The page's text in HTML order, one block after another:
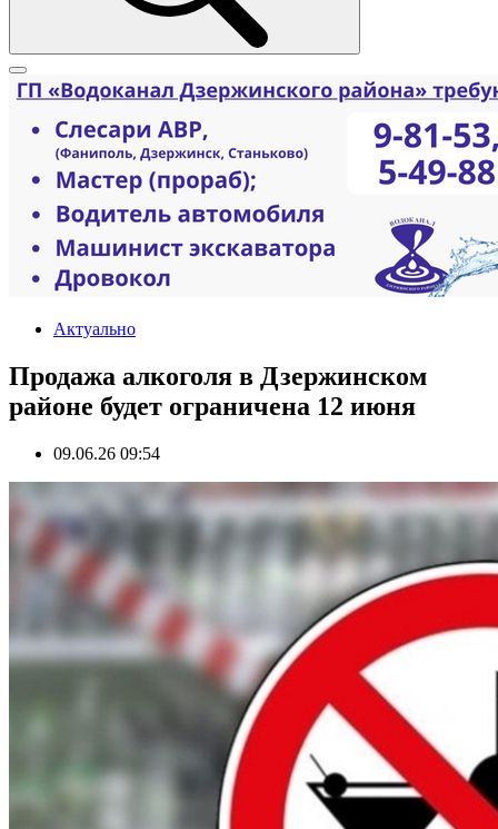
Актуально
Продажа алкоголя в Дзержинском
районе будет ограничена 12 июня
09.06.26 09:54